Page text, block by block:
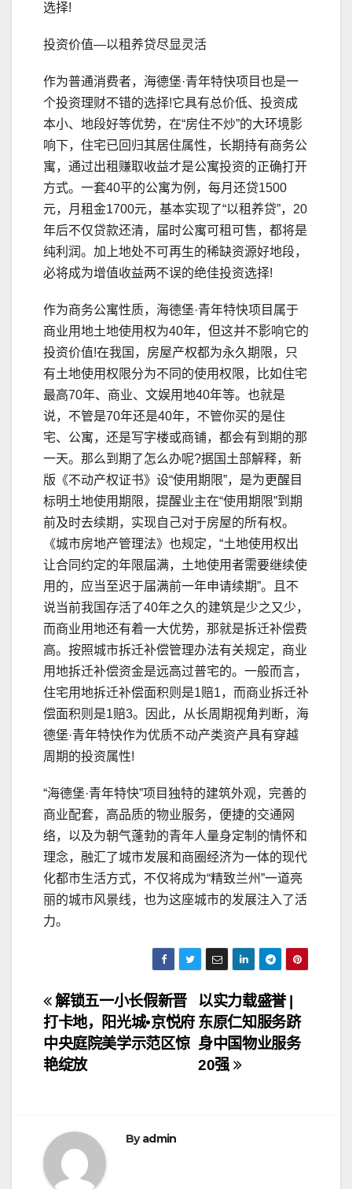
选择!
投资价值—以租养贷尽显灵活
作为普通消费者，海德堡·青年特快项目也是一
个投资理财不错的选择!它具有总价低、投资成
本小、地段好等优势，在“房住不炒”的大环境影
响下，住宅已回归其居住属性，长期持有商务公
寓，通过出租赚取收益才是公寓投资的正确打开
方式。一套40平的公寓为例，每月还贷1500
元，月租金1700元，基本实现了“以租养贷”，20
年后不仅贷款还清，届时公寓可租可售，都将是
纯利润。加上地处不可再生的稀缺资源好地段，
必将成为增值收益两不误的绝佳投资选择!
作为商务公寓性质，海德堡·青年特快项目属于
商业用地土地使用权为40年，但这并不影响它的
投资价值!在我国，房屋产权都为永久期限，只
有土地使用权限分为不同的使用权限，比如住宅
最高70年、商业、文娱用地40年等。也就是
说，不管是70年还是40年，不管你买的是住
宅、公寓，还是写字楼或商铺，都会有到期的那
一天。那么到期了怎么办呢?据国土部解释，新
版《不动产权证书》设“使用期限”，是为更醒目
标明土地使用期限，提醒业主在“使用期限”到期
前及时去续期，实现自己对于房屋的所有权。
《城市房地产管理法》也规定，“土地使用权出
让合同约定的年限届满，土地使用者需要继续使
用的，应当至迟于届满前一年申请续期”。且不
说当前我国存活了40年之久的建筑是少之又少，
而商业用地还有着一大优势，那就是拆迁补偿费
高。按照城市拆迁补偿管理办法有关规定，商业
用地拆迁补偿资金是远高过普宅的。一般而言，
住宅用地拆迁补偿面积则是1赔1，而商业拆迁补
偿面积则是1赔3。因此，从长周期视角判断，海
德堡·青年特快作为优质不动产类资产具有穿越
周期的投资属性!
“海德堡·青年特快”项目独特的建筑外观，完善的
商业配套，高品质的物业服务，便捷的交通网
络，以及为朝气蓬勃的青年人量身定制的情怀和
理念，融汇了城市发展和商圈经济为一体的现代
化都市生活方式，不仅将成为“精致兰州”一道亮
丽的城市风景线，也为这座城市的发展注入了活
力。
文
章
导
以实力载盛誉 |
东原仁知服务跻
身中国物业服务
20强
解锁五一小长假新晋
打卡地，阳光城•京悦府
中央庭院美学示范区惊
艳绽放
Byadmin